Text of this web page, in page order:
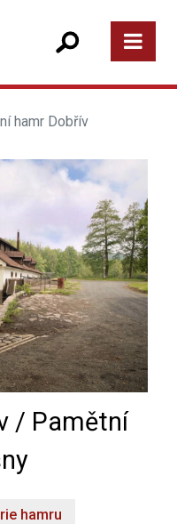
hamr Dobřív
/ Pamětní
hamru